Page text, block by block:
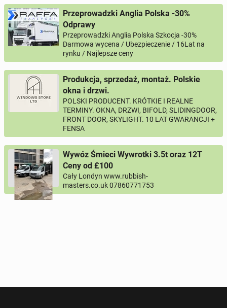
Przeprowadzki Anglia Polska -30%
Odprawy
Przeprowadzki Anglia Polska Szkocja -30%
Darmowa wycena / Ubezpieczenie / 16Lat na
rynku / Najlepsze ceny
Produkcja, sprzedaż, montaż. Polskie
okna i drzwi.
POLSKI PRODUCENT. KRÓTKIE I REALNE
TERMINY. OKNA, DRZWI, BIFOLD, SLIDINGDOOR,
FRONT DOOR, SKYLIGHT. 10 LAT GWARANCJI +
FENSA
Wywóz Śmieci Wywrotki 3.5t oraz 12T
Ceny od £100
Cały Londyn www.rubbish-
masters.co.uk 07860771753